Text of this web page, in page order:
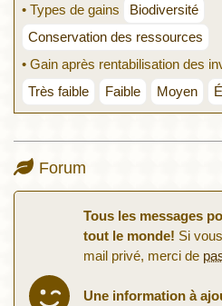
• Types de gains
Biodiversité
Conservation des ressources
• Gain après rentabilisation des
Très faible
Faible Moyen
Forum
Tous les messages
tout le monde! Si
mail privé, merci de
Une information à